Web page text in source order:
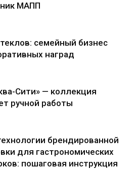
МАПП
семейный бизнес
наград
Сити» — коллекция
ручной работы
брендированной
для гастрономических
пошаговая инструкция